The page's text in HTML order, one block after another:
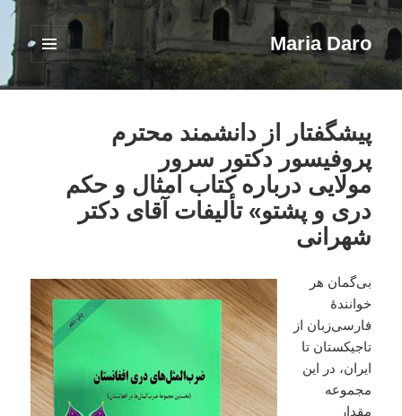
Maria Daro
فهرست
ابزارک‌ها
پیشگفتار از دانشمند محترم
پروفیسور دکتور سرور
مولایی درباره کتاب امثال و حکم
دری و پشتو» تألیفات آقای دکتر
شهرانی
بی‌گمان هر
خوانندۀ
فارسی‌زبان از
تاجیکستان تا
ایران، در این
مجموعه
مقدار